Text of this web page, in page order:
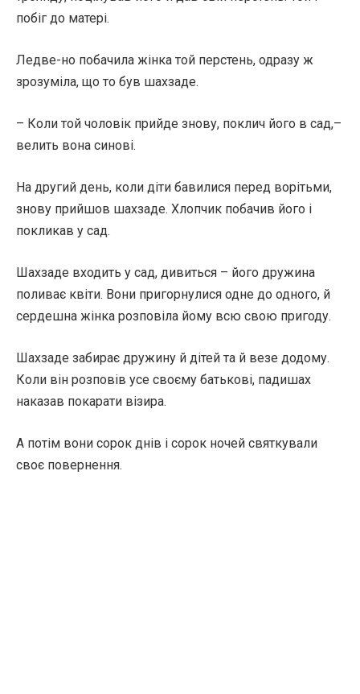
побіг до матері.
Ледве-но побачила жінка той перстень, одразу ж
зрозуміла, що то був шахзаде.
– Коли той чоловік прийде знову, поклич його в сад,–
велить вона синові.
На другий день, коли діти бавилися перед ворітьми,
знову прийшов шахзаде. Хлопчик побачив його і
покликав у сад.
Шахзаде входить у сад, дивиться – його дружина
поливає квіти. Вони пригорнулися одне до одного, й
сердешна жінка розповіла йому всю свою пригоду.
Шахзаде забирає дружину й дітей та й везе додому.
Коли він розповів усе своєму батькові, падишах
наказав покарати візира.
А потім вони сорок днів і сорок ночей святкували
своє повернення.